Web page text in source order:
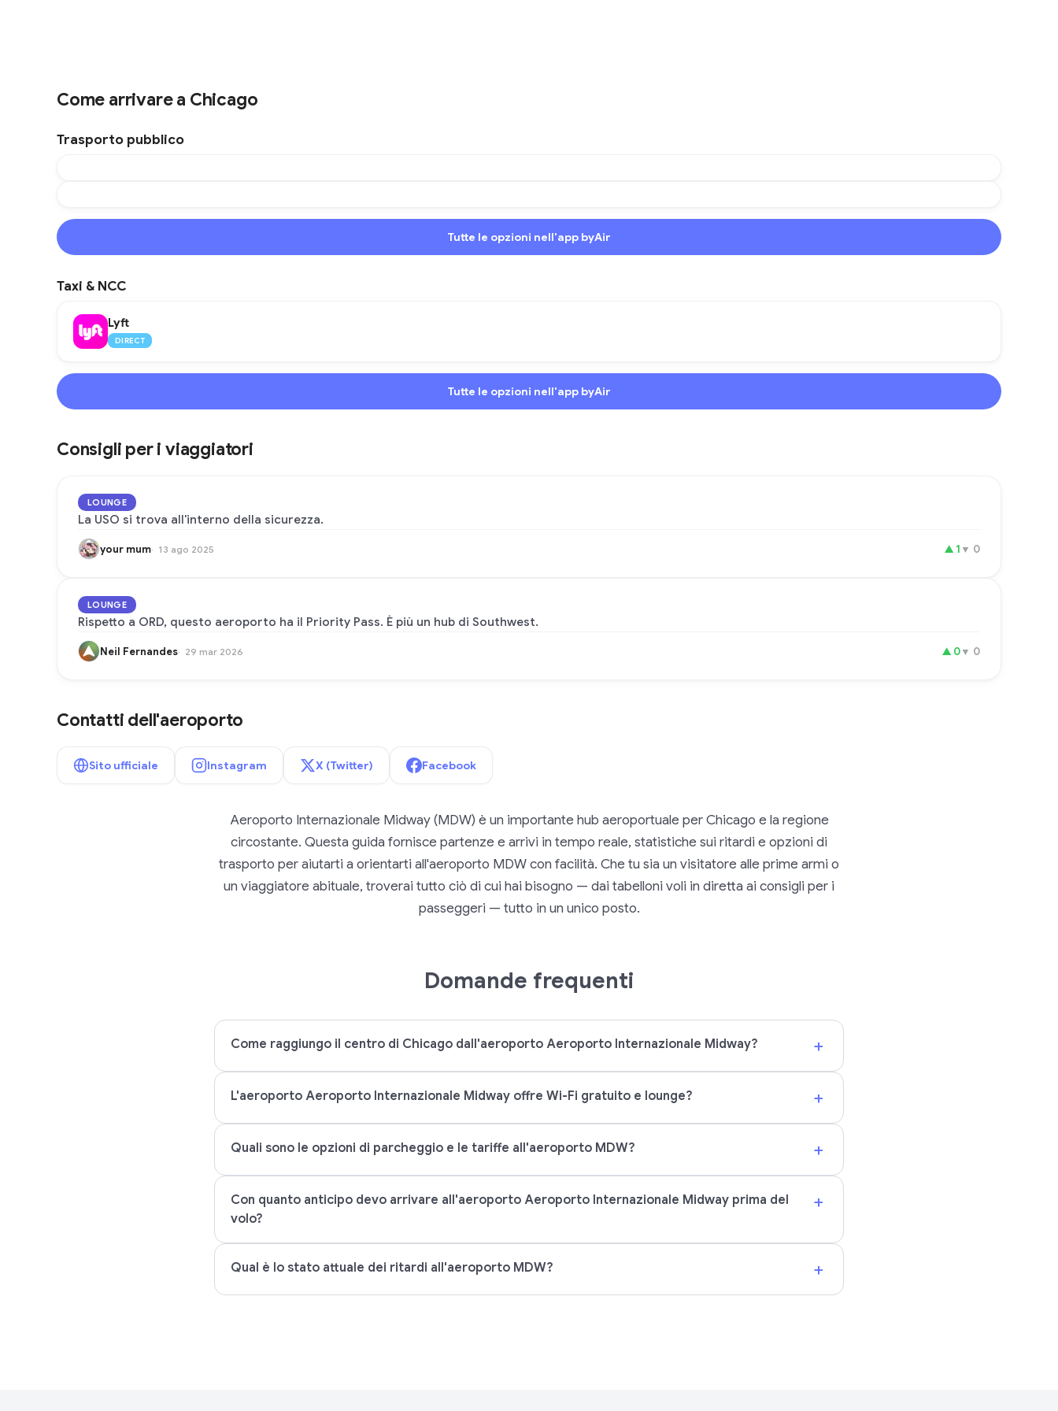
Come arrivare a Chicago
Trasporto pubblico
Tutte le opzioni nell'app byAir
Taxi & NCC
Lyft
DIRECT
Tutte le opzioni nell'app byAir
Consigli per i viaggiatori
LOUNGE
La USO si trova all'interno della sicurezza.
your mum 13 ago 2025 ▲ 1 ▼ 0
LOUNGE
Rispetto a ORD, questo aeroporto ha il Priority Pass. È più un hub di Southwest.
Neil Fernandes 29 mar 2026 ▲ 0▼ 0
Contatti dell'aeroporto
Sito ufficiale Instagram X (Twitter) Facebook
Aeroporto Internazionale Midway (MDW) è un importante hub aeroportuale per Chicago e la regione
circostante. Questa guida fornisce partenze e arrivi in tempo reale, statistiche sui ritardi e opzioni di
trasporto per aiutarti a orientarti all'aeroporto MDW con facilità. Che tu sia un visitatore alle prime armi o
un viaggiatore abituale, troverai tutto ciò di cui hai bisogno — dai tabelloni voli in diretta ai consigli per i
passeggeri — tutto in un unico posto.
Domande frequenti
Come raggiungo il centro di Chicago dall'aeroporto Aeroporto Internazionale Midway? +
L'aeroporto Aeroporto Internazionale Midway offre Wi-Fi gratuito e lounge? +
Quali sono le opzioni di parcheggio e le tariffe all'aeroporto MDW? +
Con quanto anticipo devo arrivare all'aeroporto Aeroporto Internazionale Midway prima del
volo?
+
Qual è lo stato attuale dei ritardi all'aeroporto MDW? +